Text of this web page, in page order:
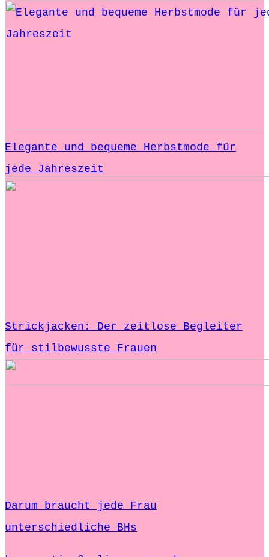
Elegante und bequeme Herbstmode für
jede Jahreszeit
Strickjacken: Der zeitlose Begleiter
für stilbewusste Frauen
Darum braucht jede Frau
unterschiedliche BHs